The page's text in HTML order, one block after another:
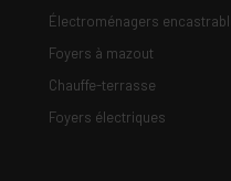
Électroménagers
Foyers à mazout
Chauffe-terrasse
Foyers électriques